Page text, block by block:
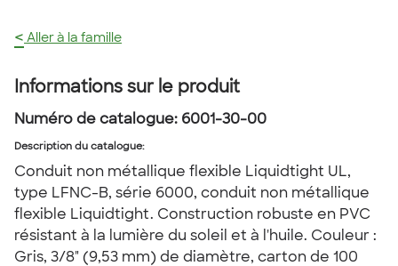
< Aller à la famille
Informations sur le produit
Numéro de catalogue: 6001-30-00
Description du catalogue:
Conduit non métallique flexible Liquidtight UL,
type LFNC-B, série 6000, conduit non métallique
flexible Liquidtight. Construction robuste en PVC
résistant à la lumière du soleil et à l'huile. Couleur :
Gris, 3/8" (9,53 mm) de diamètre, carton de 100